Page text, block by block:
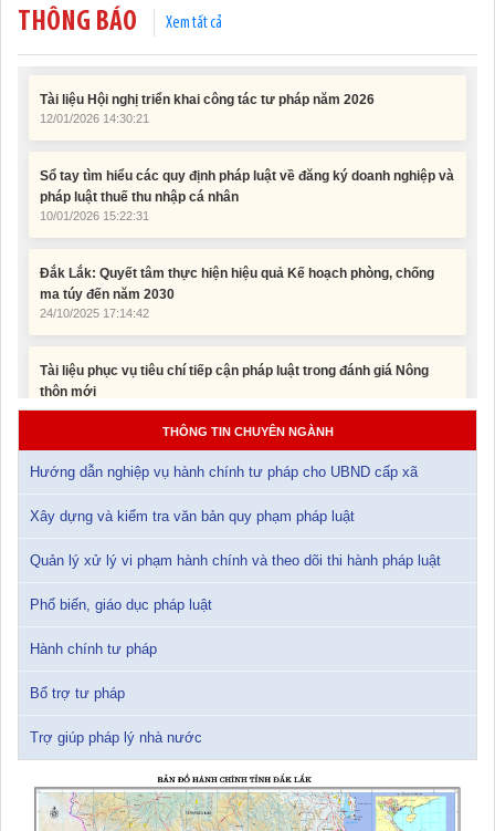
THÔNG BÁO Xem tất cả
Tài liệu Hội nghị triển khai công tác tư pháp năm 2026
Sổ tay tìm hiểu các quy định pháp luật về đăng ký doanh nghiệp và
10/01/2026 15:22:31
Đắk Lắk: Quyết tâm thực hiện hiệu quả Kế hoạch phòng, chống
24/10/2025 17:14:42
Tài liệu phục vụ tiêu chí tiếp cận pháp luật trong đánh giá Nông
11/02/2026 08:45:12
Tài liệu Hội nghị triển khai công tác tư pháp năm 2026
pháp luật thuế thu nhập cá nhân
Đắk Lắk: Quyết tâm thực hiện hiệu quả Kế hoạch phòng, chống
24/10/2025 17:14:42
THÔNG TIN CHUYÊN NGÀNH
Hướng dẫn nghiệp vụ hành chính tư pháp cho UBND cấp xã
Xây dựng và kiểm tra văn bản quy phạm pháp luật
Quản lý xử lý vi phạm hành chính và theo dõi thi hành pháp luật
Phổ biến, giáo dục pháp luật
Hành chính tư pháp
Bổ trợ tư pháp
Trợ giúp pháp lý nhà nước